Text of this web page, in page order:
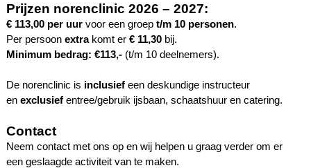
Prijzen norenclinic 2026 – 2027:
€ 113,00 per uurvoor een groept/m 10 personen.
Per persoon extrakomt er € 11,30bij.
Minimum bedrag: €113,-(t/m 10 deelnemers).
De norenclinic is inclusiefeen deskundige instructeur
en exclusief entree/gebruik ijsbaan, schaatshuur en catering.
Contact
Neem contact met ons op en wij helpen u graag verder om er
een geslaagde activiteit van te maken.